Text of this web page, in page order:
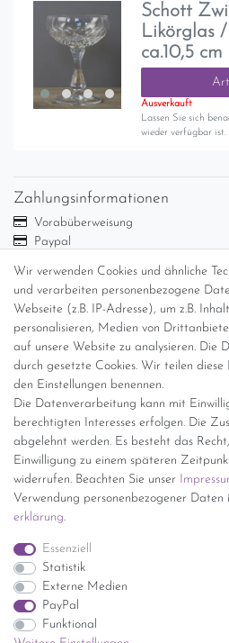
Schott
Likörglas
ca.10,5 cm
Ausverkauft
Lassen Sie sich
wieder verfügbar ist.
Wir verwenden Cookies und ähnliche
und verarbeiten personenbezogene
Webseite (z.B. IP-Adresse), um z.B.
personalisieren, Medien von
auf unsere Website zu analysieren. Die
durch gesetzte Cookies. Wir teilen
den Einstellungen benennen.
Die Datenverarbeitung kann mit
berechtigten Interesses erfolgen. Die
abgelehnt werden. Es besteht das
Einwilligung zu einem späteren
widerrufen. Beachten Sie unser
Verwendung personenbezogener Daten
erklärung.
Essenziell
Statistik
Externe Medien
PayPal
Funktional
Zahlungsinformationen
Vorabüberweisung
Paypal
Versandinformationen
Versand per GLS (6,90 Euro) oder
(innerhalb Deutschlands)
kostenfreie Lieferung ab 150 Euro
Deutschlands)
Übersicht Internationale
Wir kaufen an
Sie haben zuviel Porzellan im Schrank?
Einfach unverbindliches Angebot
*Endpreis inkl. MwSt. (Dieser
UStG der
Mehrwertsteuer auf der